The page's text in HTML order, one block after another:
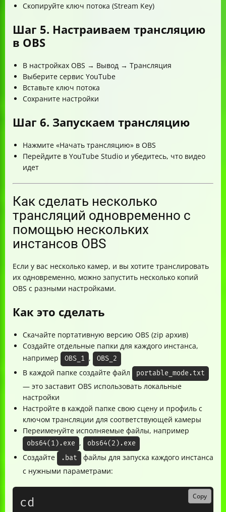
Скопируйте ключ потока (Stream Key)
Шаг 5. Настраиваем трансляцию
в OBS
В настройках OBS → Вывод → Трансляция
Выберите сервис YouTube
Вставьте ключ потока
Сохраните настройки
Шаг 6. Запускаем трансляцию
Нажмите «Начать трансляцию» в OBS
Перейдите в YouTube Studio и убедитесь, что видео
идет
Как сделать несколько
трансляций одновременно с
помощью нескольких
инстансов OBS
Если у вас несколько камер, и вы хотите транслировать
их одновременно, можно запустить несколько копий
OBS с разными настройками.
Как это сделать
Скачайте портативную версию OBS (zip архив)
Создайте отдельные папки для каждого инстанса,
например
OBS_1 , OBS_2
В каждой папке создайте файл portable_mode.txt
— это заставит OBS использовать локальные
настройки
Настройте в каждой папке свою сцену и профиль с
ключом трансляции для соответствующей камеры
Переименуйте исполняемые файлы, например
obs64(1).exe , obs64(2).exe
Создайте .bat
файлы для запуска каждого инстанса
с нужными параметрами:
cd
Copy